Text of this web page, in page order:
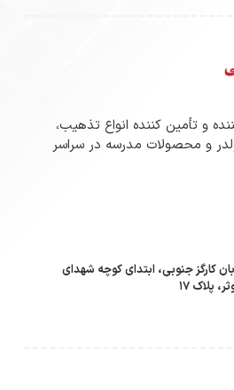
و تأمین کننده انواع تذهیب،
و محصولات مدرسه در سراسر
کارگز جنوبی، ابتدای کوچه شهدای
پلاک ۱۷